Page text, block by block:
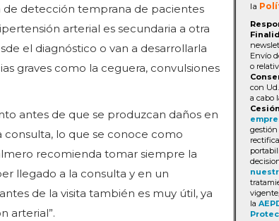
de detección temprana de pacientes
arterial es secundaria a otra
el diagnóstico o van a desarrollarla
graves como la ceguera, convulsiones
antes de que se produzcan daños en
consulta, lo que se conoce como
recomienda tomar siempre la
llegado a la consulta y en un
de la visita también es muy útil, ya
arterial”.
la
Envío
o
con
a cabo
la